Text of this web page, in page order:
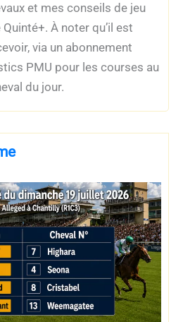
et mes conseils de jeu
À noter qu’il est
via un abonnement
PMU pour les courses au
du jour.